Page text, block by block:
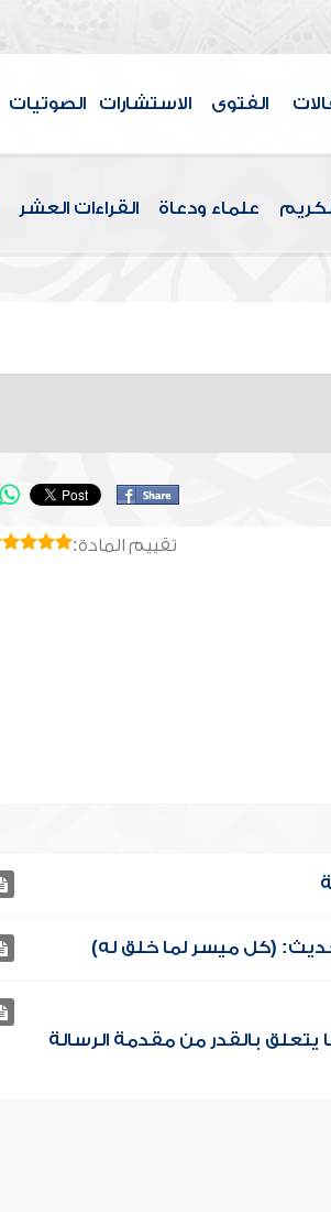
الفتوى الاستشارات الصوتيات
علماء ودعاة القراءات العشر
تقييم المادة:
يتعلق بالقدر من مقدمة الرسالة